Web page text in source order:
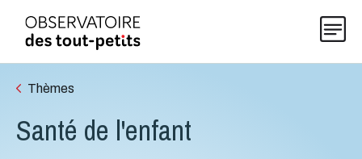
Explorer les données 0-5
Thèmes
Santé de l'enfant